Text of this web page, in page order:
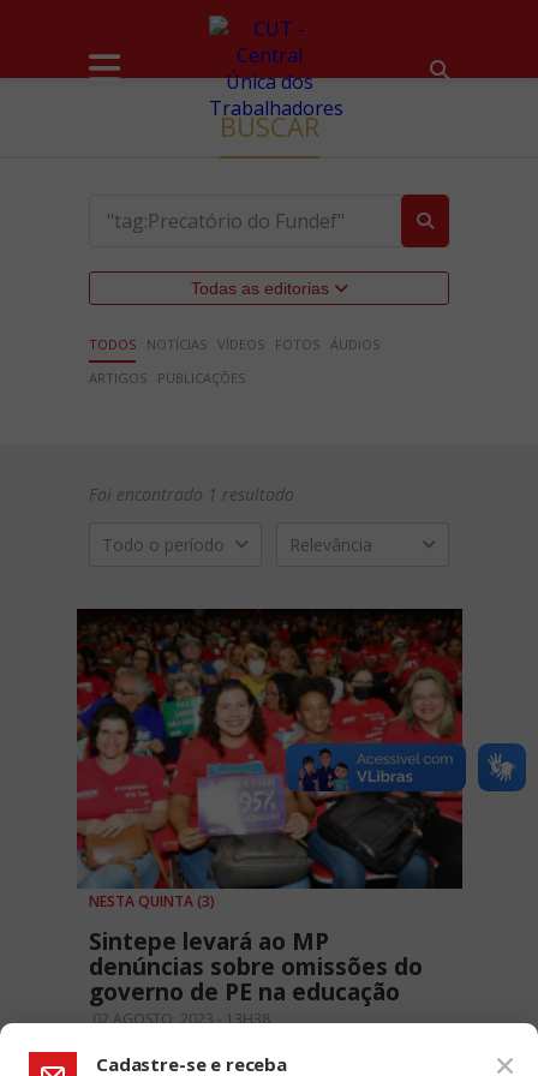
BUSCAR
Todas as editorias
TODOS NOTÍCIAS VÍDEOS FOTOS ÁUDIOS
ARTIGOS
PUBLICAÇÕES
Foi encontrado 1 resultado
Todo o período Relevância
NESTA QUINTA (3)
Sintepe levará ao MP
denúncias sobre omissões do
governo de PE na educação
02 AGOSTO, 2023 - 13H38
Cadastre-se e receba